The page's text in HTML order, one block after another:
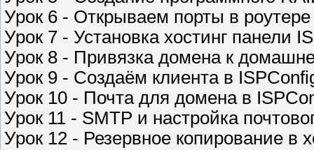
Урок 6 - Открываем порты в
Урок 7 - Установка хостинг панели
Урок 8 - Привязка домена к
Урок 9 - Создаём клиента в
Урок 10 - Почта для домена в
Урок 11 - SMTP и настройка
Урок 12 - Резервное копирование в